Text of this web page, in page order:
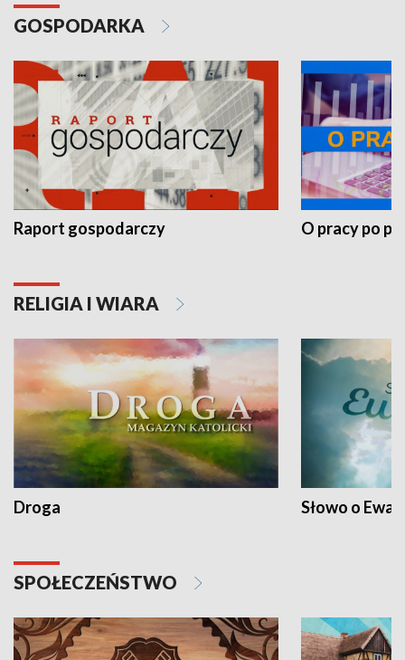
GOSPODARKA
Raport gospodarczy O pracy po
RELIGIA I WIARA
Droga Słowo o
SPOŁECZEŃSTWO